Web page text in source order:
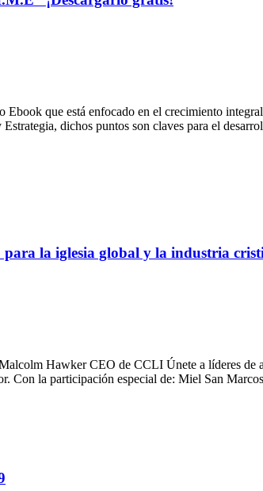
que está enfocado en el crecimiento
dichos puntos son claves para el
la iglesia global y la industria
Hawker CEO de CCLI Únete a líderes de
Con la participación especial de: Miel San